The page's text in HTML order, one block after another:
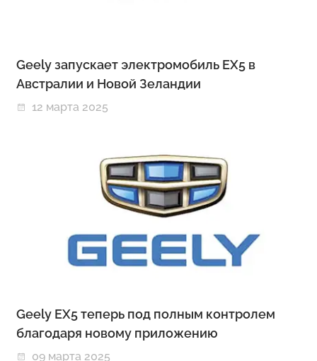
Geely запускает электромобиль EX5 в
Австралии и Новой Зеландии
12 марта 2025
Geely EX5 теперь под полным контролем
благодаря новому приложению
09 марта 2025